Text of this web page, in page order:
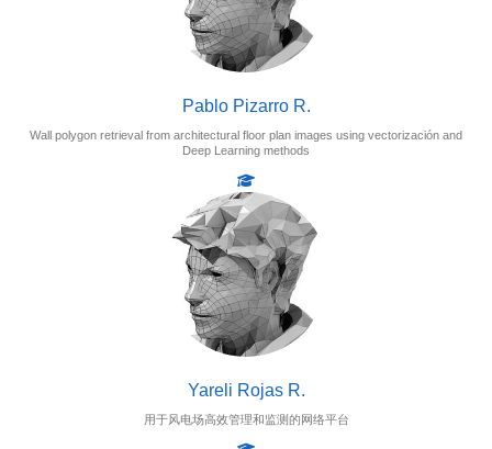
Pablo Pizarro R.
Wall polygon retrieval from architectural floor plan images using vectorización and
Deep Learning methods
Yareli Rojas R.
用于风电场高效管理和监测的网络平台